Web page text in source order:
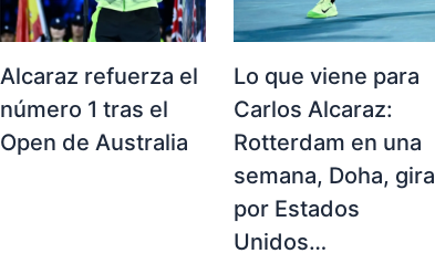
Alcaraz refuerza el
número 1 tras el
Open de Australia
Lo que viene para
Carlos Alcaraz:
Rotterdam en una
semana, Doha, gira
por Estados
Unidos…